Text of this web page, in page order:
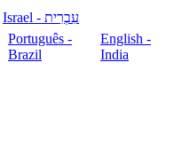
עִבְרִית - Israel
Português -
Brazil
English -
India